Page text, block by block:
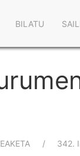
BILATU
342.